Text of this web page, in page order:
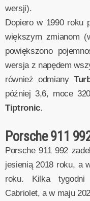
wersji).
Dopiero w 1990 roku
większym zmianom
powiększono
wersja z napędem
również odmiany
później 3,6, moce
Tiptronic.
Porsche 911
Porsche 911 992
jesienią 2018 roku, a
roku. Kilka tygodni
Cabriolet, a w maju